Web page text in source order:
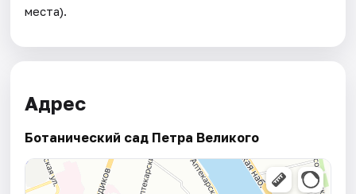
места).
Адрес
Ботанический сад Петра Великого